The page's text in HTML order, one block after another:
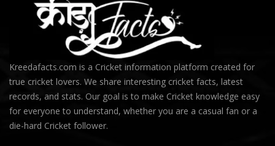
Kreedafacts.com is a Cricket information platform created for
true cricket lovers. We share interesting cricket facts, latest
records, and stats. Our goal is to make Cricket knowledge easy
for everyone to understand, whether you are a casual fan or a
die-hard Cricket follower.